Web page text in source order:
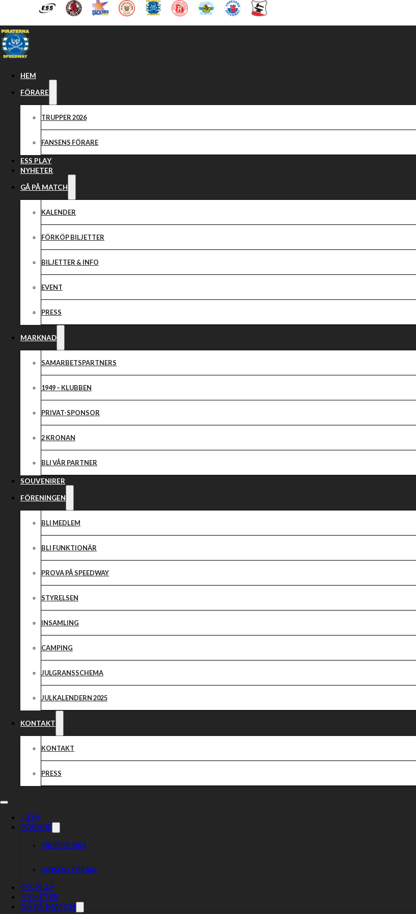
Hoppa till huvudinnehåll Hoppa till sidfot
HEM
FÖRARE
TRUPPER 2026
FANSENS FÖRARE
ESS PLAY
NYHETER
GÅ PÅ MATCH
KALENDER
FÖRKÖP BILJETTER
BILJETTER & INFO
EVENT
PRESS
MARKNAD
SAMARBETSPARTNERS
1949 – KLUBBEN
PRIVAT-SPONSOR
2 KRONAN
BLI VÅR PARTNER
SOUVENIRER
FÖRENINGEN
BLI MEDLEM
BLI FUNKTIONÄR
PROVA PÅ SPEEDWAY
STYRELSEN
INSAMLING
CAMPING
JULGRANSSCHEMA
JULKALENDERN 2025
KONTAKT
KONTAKT
PRESS
HEM
FÖRARE
TRUPPER 2026
FANSENS FÖRARE
ESS PLAY
NYHETER
GÅ PÅ MATCH
Laguppställning Indianerna –
Piraterna